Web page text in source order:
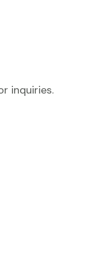
inquiries.